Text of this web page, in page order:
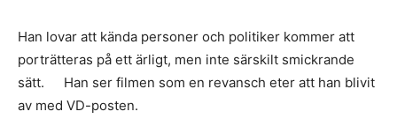
Han lovar att kända personer och politiker kommer att
porträtteras på ett ärligt, men inte särskilt smickrande
sätt. Han ser filmen som en revansch eter att han blivit
av med VD-posten.